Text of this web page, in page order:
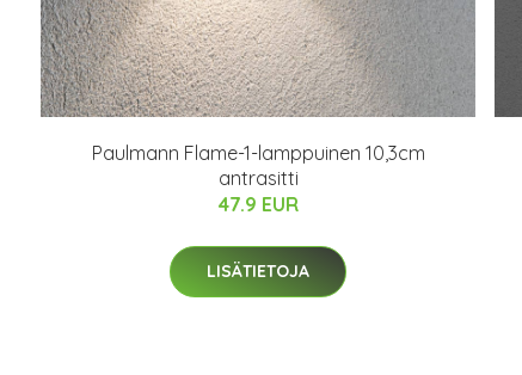
Paulmann Flame-1-lamppuinen 10,3cm
antrasitti
47.9 EUR
LISÄTIETOJA